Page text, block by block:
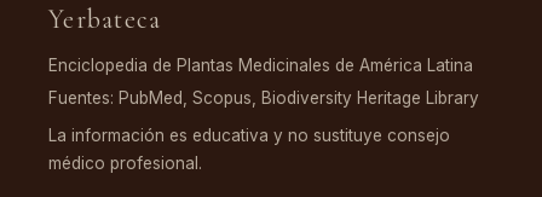
Yerbateca
Enciclopedia de Plantas Medicinales de América Latina
Fuentes: PubMed, Scopus, Biodiversity Heritage Library
La información es educativa y no sustituye consejo
médico profesional.